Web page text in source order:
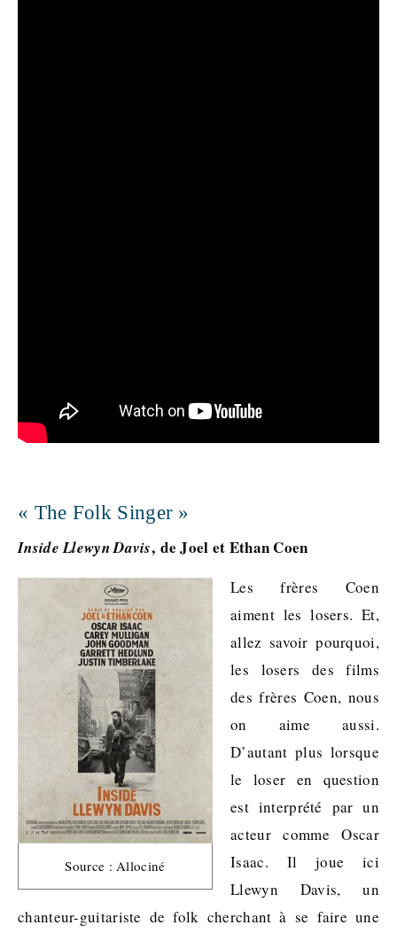
« The Folk Singer »
Inside Llewyn Davis, de Joel et Ethan Coen
Source : Allociné
Les frères Coen
aiment les losers. Et,
allez savoir pourquoi,
les losers des films
des frères Coen, nous
on aime aussi.
D’autant plus lorsque
le loser en question
est interprété par un
acteur comme Oscar
Isaac. Il joue ici
Llewyn Davis, un
chanteur-guitariste de folk cherchant à se faire une